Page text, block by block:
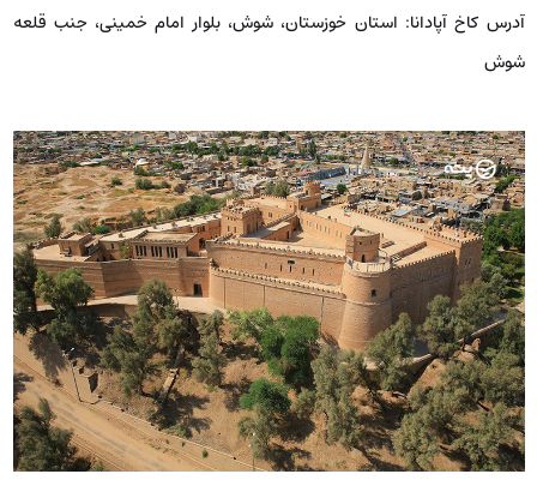
آدرس کاخ آپادانا: استان خوزستان، شوش، بلوار امام خمینی، جنب قلعه‌
شوش